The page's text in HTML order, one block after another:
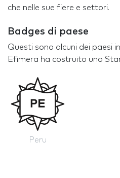
che nelle sue fiere e settori.
Badges di paese
Questi sono alcuni dei paesi
Efimera ha costruito uno
Peru